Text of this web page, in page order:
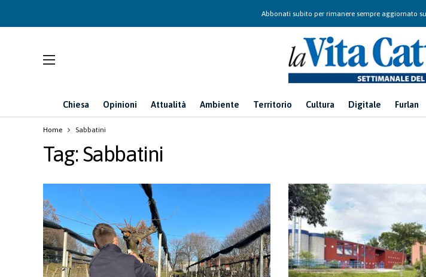
Abbonati subito per rimanere sempre aggiornato
Chiesa Opinioni Attualità Ambiente Territorio Cultura Digitale Furlan
Home Sabbatini
Tag:Sabbatini